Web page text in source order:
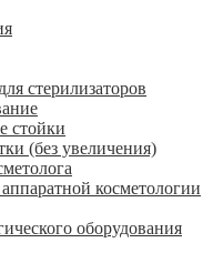
стерилизаторов
стойки
(без увеличения)
косметологии
оборудования